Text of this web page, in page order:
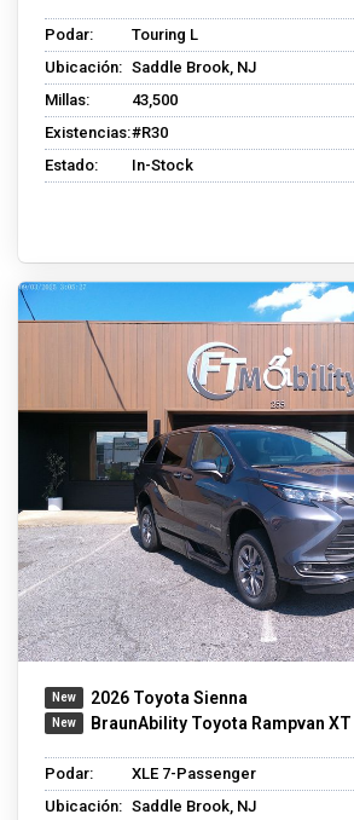
Podar:
Touring L
Ubicación: Saddle Brook, NJ
Millas:
43,500
Existencias:#R30
Estado:
In-Stock
2026 Toyota Sienna
BraunAbility Toyota Rampvan XT
Podar:
XLE 7-Passenger
Ubicación: Saddle Brook, NJ